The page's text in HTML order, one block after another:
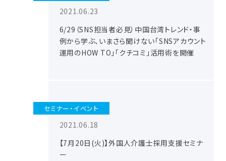
2021.06.23
6/29（SNS担当者必見）中国台湾トレンド・事
例から学ぶ、いまさら聞けない「SNSアカウント
運用のHOW TO」「クチコミ」活用術を開催
セミナー・イベント
2021.06.18
【7月20日(火)】外国人介護士採用支援セミナ
ー